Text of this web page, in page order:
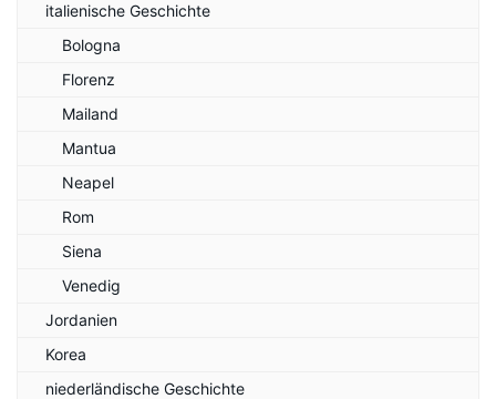
italienische Geschichte
Bologna
Florenz
Mailand
Mantua
Neapel
Rom
Siena
Venedig
Jordanien
Korea
niederländische Geschichte